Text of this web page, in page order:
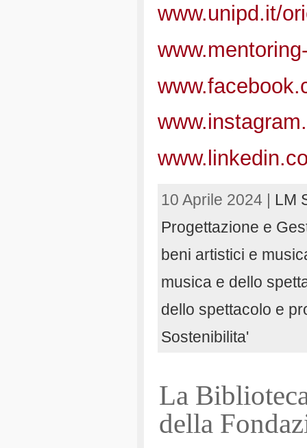
www.unipd.it/
10 Aprile 2024 | LM
Progettazione e
beni artistici e
musica e dello
dello spettacolo e
Sostenibilita'
La
della